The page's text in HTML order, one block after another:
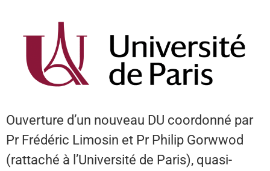
Ouverture d’un nouveau DU coordonné par
Pr Frédéric Limosin et Pr Philip Gorwwod
(rattaché à l’Université de Paris), quasi-